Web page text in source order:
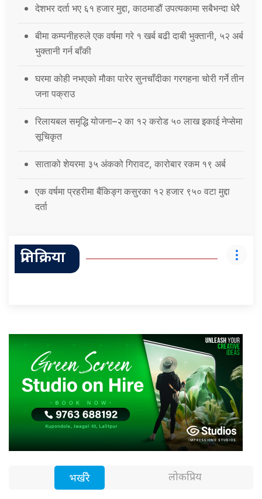
देशभर दर्ता भए ६१ हजार मुद्दा, काठमाडौं उपत्यकामा सबैभन्दा धेरै
बीमा कम्पनीहरुले एक वर्षमा गरे १ खर्ब बढी दाबी भुक्तानी, ५२ अर्ब
भुक्तानी गर्न बाँकी
घरमा कोही नभएको मौका पारेर सुनचाँदीका गरगहना चोरी गर्ने तीन
जना पक्राउ
रिलायबल समृद्धि योजना–२ का १२ करोड ५० लाख इकाई नेप्सेमा
सूचिकृत
साताको शेयरमा ३५ अंकको गिरावट, कारोबार रकम १९ अर्ब
एक वर्षमा प्रहरीमा बैंकिङ्ग कसुरका १२ हजार ९५० वटा मुद्दा
दर्ता
प्रतिक्रिया
भर्खरै लोकप्रिय